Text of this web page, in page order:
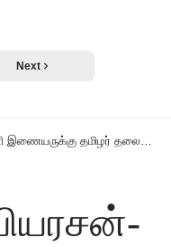
Next
மோகனா வீரமணி பொன்னாடை அணிவித்து வாழ்த்து